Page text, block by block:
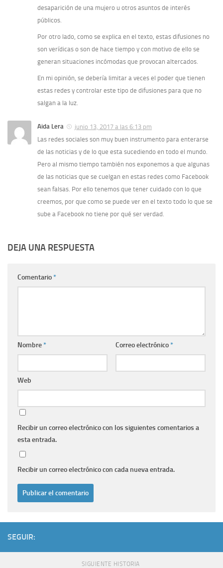
desaparición de una mujero u otros asuntos de interés
públicos.
Por otro lado, como se explica en el texto, estas difusiones no
son verí­dicas o son de hace tiempo y con motivo de ello se
generan situaciones incómodas que provocan altercados.
En mi opinión, se deberí­a limitar a veces el poder que tienen
estas redes y controlar este tipo de difusiones para que no
salgan a la luz.
Aida Lera
junio 13, 2017 a las 6:13 pm
Las redes sociales son muy buen instrumento para enterarse
de las noticias y de lo que esta sucediendo en todo el mundo.
Pero al mismo tiempo también nos exponemos a que algunas
de las noticias que se cuelgan en estas redes como Facebook
sean falsas. Por ello tenemos que tener cuidado con lo que
creemos, por que como se puede ver en el texto todo lo que se
sube a Facebook no tiene por qué ser verdad.
DEJA UNA RESPUESTA
Comentario*
Nombre* Correo electrónico*
Web
Recibir un correo electrónico con los siguientes comentarios a
esta entrada.
Recibir un correo electrónico con cada nueva entrada.
SEGUIR:
SIGUIENTE HISTORIA